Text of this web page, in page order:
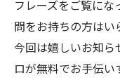
フレーズをご覧に
問をお持ちの方はい
今回は嬉しいお知ら
ロが無料でお手伝